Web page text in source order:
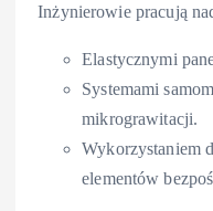
Inżynierowie pracują
Elastycznymi
Systemami
mikrograwitacji.
Wykorzystaniem
elementów